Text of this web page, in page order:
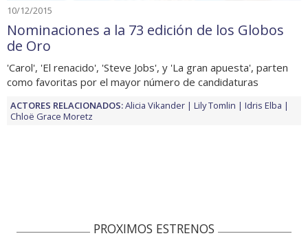
10/12/2015
Nominaciones a la 73 edición de los Globos
de Oro
'Carol', 'El renacido', 'Steve Jobs', y 'La gran apuesta', parten
como favoritas por el mayor número de candidaturas
ACTORES RELACIONADOS:Alicia Vikander Lily Tomlin
Idris Elba
Chloë Grace Moretz
PROXIMOS ESTRENOS